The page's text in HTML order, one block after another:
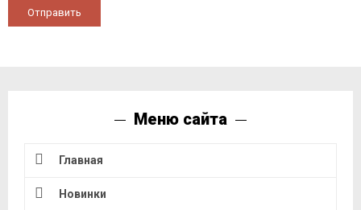
Отправить
Меню сайта
Главная
Новинки